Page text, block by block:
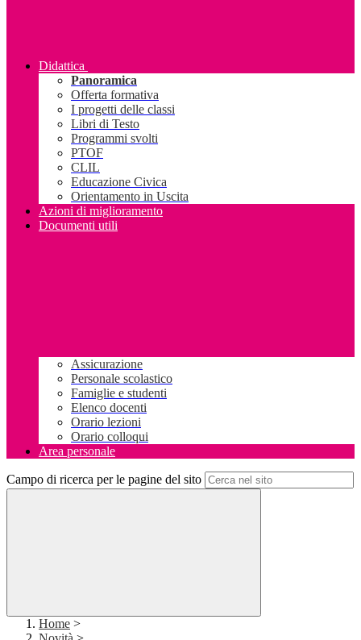
Didattica
Panoramica
Offerta formativa
I progetti delle classi
Libri di Testo
Programmi svolti
PTOF
CLIL
Educazione Civica
Orientamento in Uscita
Azioni di miglioramento
Documenti utili
Assicurazione
Personale scolastico
Famiglie e studenti
Elenco docenti
Orario lezioni
Orario colloqui
Area personale
Campo di ricerca per le pagine del sito
Home >